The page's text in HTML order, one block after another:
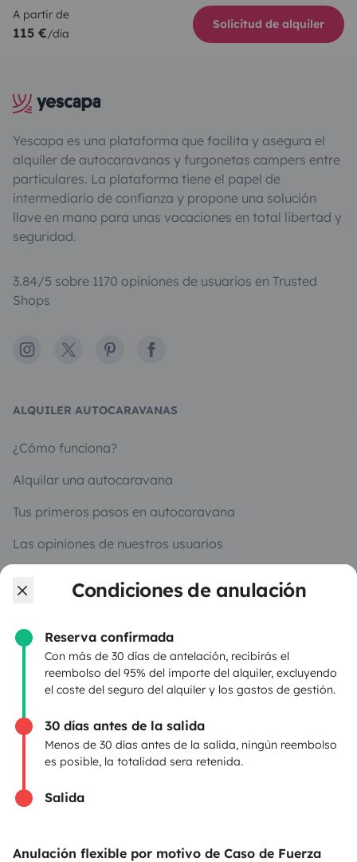
Condiciones de anulación
Reserva confirmada
Con más de 30 días de antelación, recibirás el
reembolso del 95% del importe del alquiler, excluyendo
el coste del seguro del alquiler y los gastos de gestión.
30 días antes de la salida
Menos de 30 días antes de la salida, ningún reembolso
es posible, la totalidad sera retenida.
Salida
Anulación flexible por motivo de Caso de Fuerza
A partir de
115 €/día
Solicitud de alquiler
Yescapa es una plataforma que facilita y asegura el
alquiler de autocaravanas y furgonetas campers entre
particulares. La plataforma tiene el papel de
intermediario de confianza y propone una solución
llave en mano para unas vacaciones en total libertad y
seguridad.
3.84/5 sobre 1170 opiniones de usuarios en Trusted
Shops
Instagram
X PinterestFacebook
ALQUILER AUTOCARAVANAS
¿Cómo funciona?
Alquilar una autocaravana
Tus primeros pasos en autocaravana
Las opiniones de nuestros usuarios
PROPIETARIOS
Anunciar un vehículo
Seguros de alquiler
Asistencias de alquiler
Ayuda propietario